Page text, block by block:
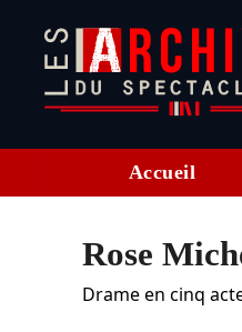
Accueil
Rose
Drame en cinq